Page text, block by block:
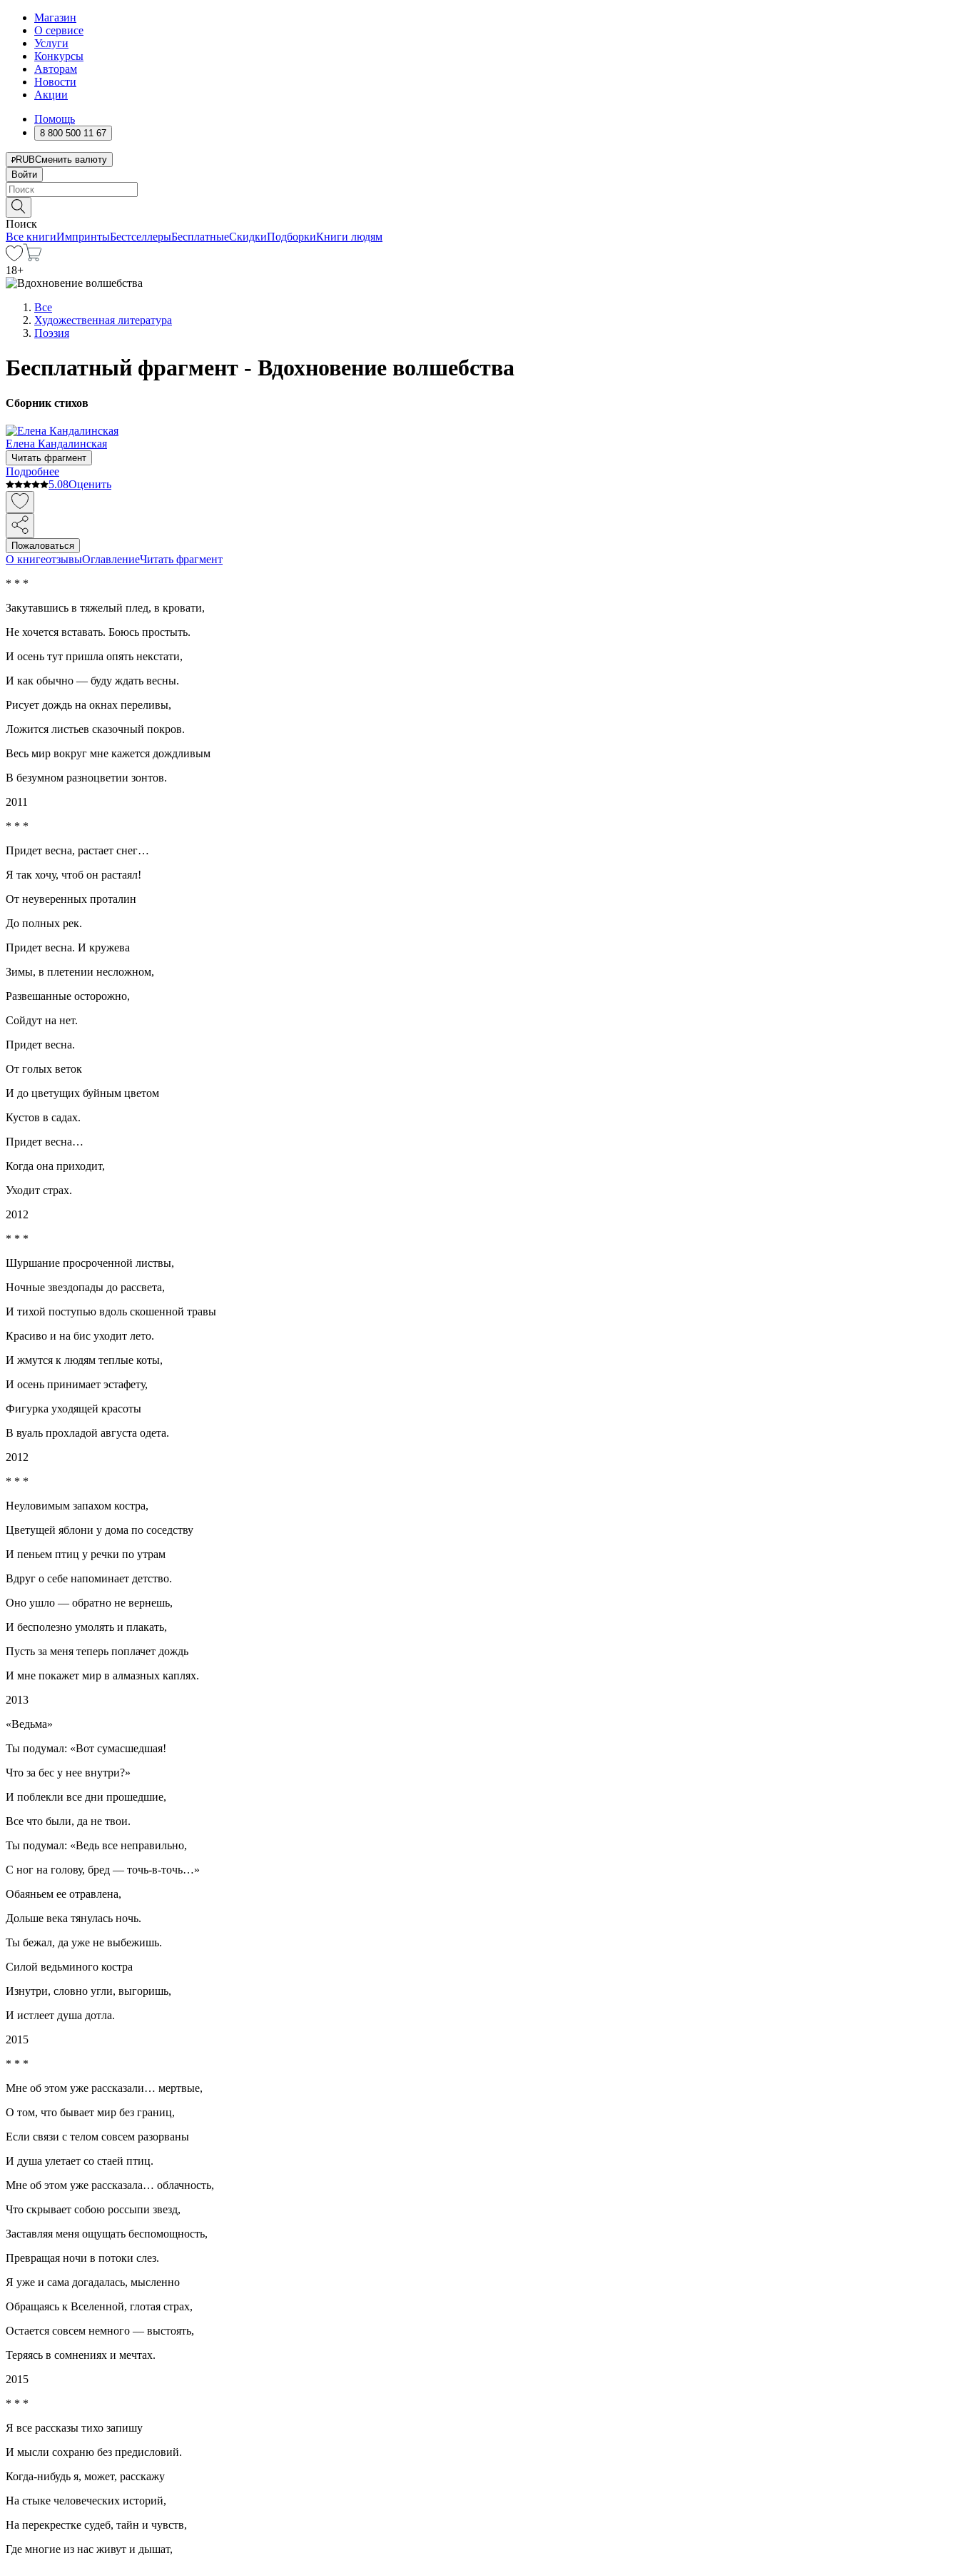
Магазин
О сервисе
Услуги
Конкурсы
Авторам
Новости
Акции
Помощь
8 800 500 11 67
RUBСменить валюту
Войти
Поиск
Все книгиИмпринтыБестселлерыБесплатныеСкидкиПодборкиКниги людям
18+
Все
Художественная литература
Поэзия
Бесплатный фрагмент - Вдохновение волшебства
Сборник стихов
Елена Кандалинская
Читать фрагмент
Подробнее
5.08Оценить
Пожаловаться
О книгеотзывыОглавлениеЧитать фрагмент
* * *
Закутавшись в тяжелый плед, в кровати,
Не хочется вставать. Боюсь простыть.
И осень тут пришла опять некстати,
И как обычно — буду ждать весны.
Рисует дождь на окнах переливы,
Ложится листьев сказочный покров.
Весь мир вокруг мне кажется дождливым
В безумном разноцветии зонтов.
2011
* * *
Придет весна, растает снег…
Я так хочу, чтоб он растаял!
От неуверенных проталин
До полных рек.
Придет весна. И кружева
Зимы, в плетении несложном,
Развешанные осторожно,
Сойдут на нет.
Придет весна.
От голых веток
И до цветущих буйным цветом
Кустов в садах.
Придет весна…
Когда она приходит,
Уходит страх.
2012
* * *
Шуршание просроченной листвы,
Ночные звездопады до рассвета,
И тихой поступью вдоль скошенной травы
Красиво и на бис уходит лето.
И жмутся к людям теплые коты,
И осень принимает эстафету,
Фигурка уходящей красоты
В вуаль прохладой августа одета.
2012
* * *
Неуловимым запахом костра,
Цветущей яблони у дома по соседству
И пеньем птиц у речки по утрам
Вдруг о себе напоминает детство.
Оно ушло — обратно не вернешь,
И бесполезно умолять и плакать,
Пусть за меня теперь поплачет дождь
И мне покажет мир в алмазных каплях.
2013
«Ведьма»
Ты подумал: «Вот сумасшедшая!
Что за бес у нее внутри?»
И поблекли все дни прошедшие,
Все что были, да не твои.
Ты подумал: «Ведь все неправильно,
С ног на голову, бред — точь-в-точь…»
Обаяньем ее отравлена,
Дольше века тянулась ночь.
Ты бежал, да уже не выбежишь.
Силой ведьминого костра
Изнутри, словно угли, выгоришь,
И истлеет душа дотла.
2015
* * *
Мне об этом уже рассказали… мертвые,
О том, что бывает мир без границ,
Если связи с телом совсем разорваны
И душа улетает со стаей птиц.
Мне об этом уже рассказала… облачность,
Что скрывает собою россыпи звезд,
Заставляя меня ощущать беспомощность,
Превращая ночи в потоки слез.
Я уже и сама догадалась, мысленно
Обращаясь к Вселенной, глотая страх,
Остается совсем немного — выстоять,
Теряясь в сомнениях и мечтах.
2015
* * *
Я все рассказы тихо запишу
И мысли сохраню без предисловий.
Когда-нибудь я, может, расскажу
На стыке человеческих историй,
На перекрестке судеб, тайн и чувств,
Где многие из нас живут и дышат,